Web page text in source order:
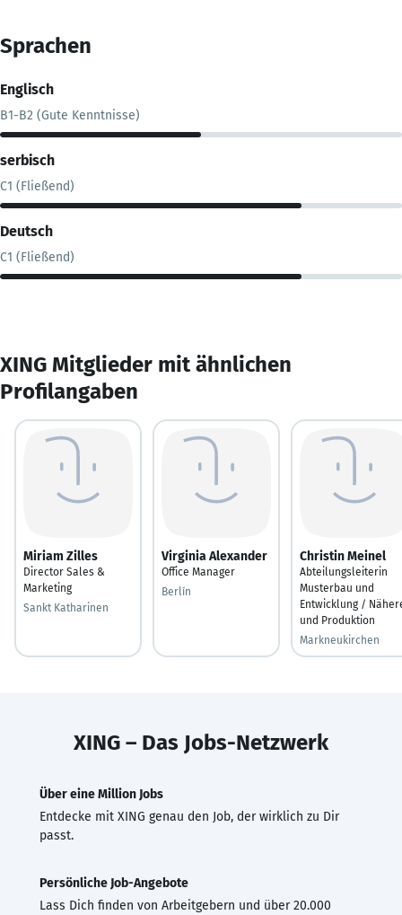
Sprachen
Englisch
B1-B2 (Gute Kenntnisse)
serbisch
C1 (Fließend)
Deutsch
C1 (Fließend)
XING Mitglieder mit ähnlichen
Profilangaben
Miriam Zilles
Director Sales &
Marketing
Sankt Katharinen
Virginia Alexander
Office Manager
Berlín
Christin Meinel
Abteilungsleiterin
Musterbau und
Entwicklung /
und Produktion
Markneukirchen
XING – Das Jobs-Netzwerk
Über eine Million Jobs
Entdecke mit XING genau den Job, der wirklich zu Dir
passt.
Persönliche Job-Angebote
Lass Dich finden von Arbeitgebern und über 20.000